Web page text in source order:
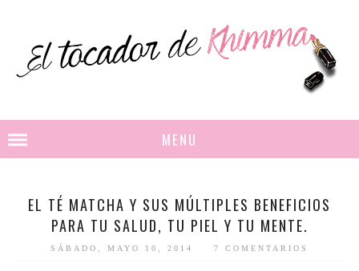
MENU
EL TÉ MATCHA Y SUS MÚLTIPLES BENEFICIOS
PARA TU SALUD, TU PIEL Y TU MENTE.
SÁBADO, MAYO 10, 2014 7 COMENTARIOS